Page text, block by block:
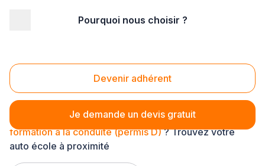
Pourquoi nous choisir ?
Devenir adhérent
Je demande un devis gratuit
Formation à la conduite (permis D)
formation à la conduite (permis D)? Trouvez votre
auto école à proximité